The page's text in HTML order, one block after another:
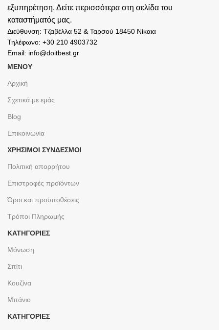
εξυπηρέτηση. Δείτε περισσότερα στη σελίδα του
καταστήματός μας.
Διεύθυνση: Τζαβέλλα 52 & Ταρσού 18450 Νίκαια
Τηλέφωνο: +30 210 4903732
Email: info@doitbest.gr
ΜΕΝΟΥ
Αρχική
Σχετικά με εμάς
Blog
Επικοινωνία
ΧΡΉΣΙΜΟΙ ΣΎΝΔΕΣΜΟΙ
Πολιτική απορρήτου
Επιστροφές προϊόντων
Όροι και προϋποθέσεις
Τρόποι Πληρωμής
ΚΑΤΗΓΟΡΙΕΣ
Μόνωση
Σπίτι
Κουζίνα
Μπάνιο
ΚΑΤΗΓΟΡΙΕΣ